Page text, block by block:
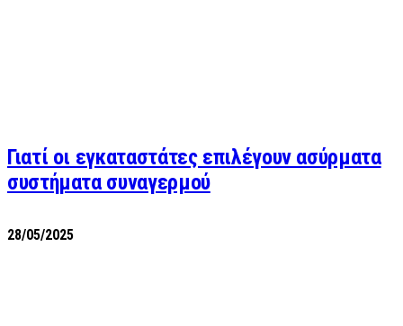
Γιατί οι εγκαταστάτες επιλέγουν ασύρματα
συστήματα συναγερμού
28/05/2025